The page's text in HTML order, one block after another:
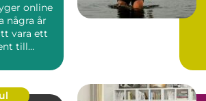
online
några år
vara ett
till